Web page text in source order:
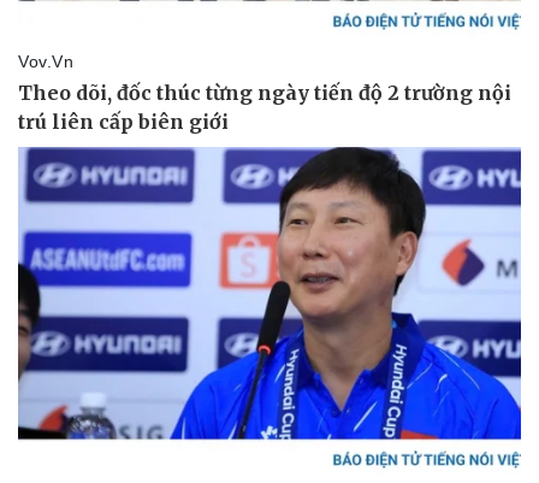
Thể thao
Bóng đá
Lịch thi đấu bóng đá
Thế giới thể thao
eSports
Hậu trường
Ô tô - Xe máy
Ô tô
Xe máy
Tư vấn